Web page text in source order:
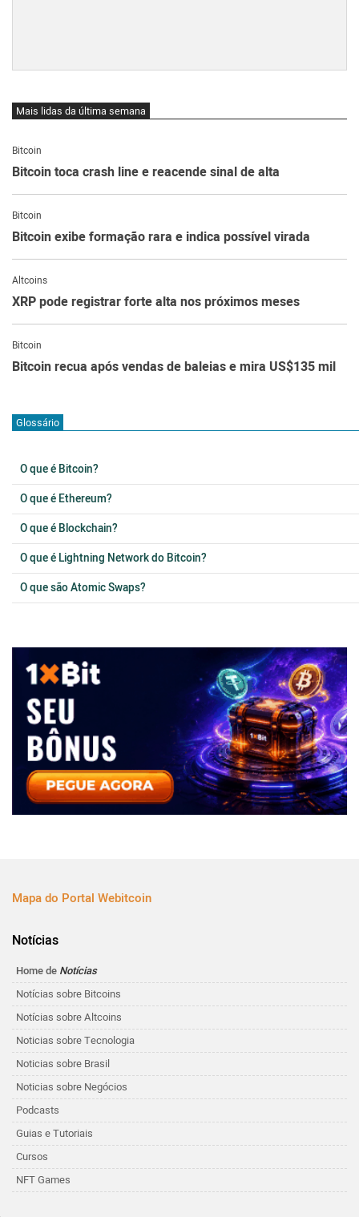
Mais lidas da última semana
Bitcoin
Bitcoin toca crash line e reacende sinal de alta
Bitcoin
Bitcoin exibe formação rara e indica possível virada
Altcoins
XRP pode registrar forte alta nos próximos meses
Bitcoin
Bitcoin recua após vendas de baleias e mira US$135 mil
Glossário
O que é Bitcoin?
O que é Ethereum?
O que é Blockchain?
O que é Lightning Network do Bitcoin?
O que são Atomic Swaps?
Mapa do Portal Webitcoin
Notícias
Home de Notícias
Notícias sobre Bitcoins
Notícias sobre Altcoins
Noticias sobre Tecnologia
Noticias sobre Brasil
Noticias sobre Negócios
Podcasts
Guias e Tutoriais
Cursos
NFT Games